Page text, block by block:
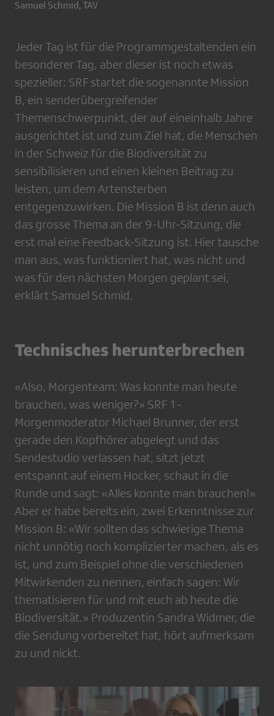
Samuel Schmid, TAV
Jeder Tag ist für die Programmgestaltenden ein
besonderer Tag, aber dieser ist noch etwas
spezieller: SRF startet die sogenannte Mission
B, ein senderübergreifender
Themenschwerpunkt, der auf eineinhalb Jahre
ausgerichtet ist und zum Ziel hat, die Menschen
in der Schweiz für die Biodiversität zu
sensibilisieren und einen kleinen Beitrag zu
leisten, um dem Arten­sterben
entgegenzuwirken. Die Mission B ist denn auch
das grosse Thema an der 9-Uhr-Sitzung, die
erst mal eine Feedback-Sitzung ist. Hier tausche
man aus, was funktioniert hat, was nicht und
was für den nächsten Morgen geplant sei,
erklärt Samuel Schmid.
Technisches herunterbrechen
«Also, Morgenteam: Was konnte man heute
brauchen, was weniger?» SRF 1-
Morgenmoderator Michael Brunner, der erst
gerade den Kopfhörer abgelegt und das
Sendestudio verlassen hat, sitzt jetzt
entspannt auf einem Hocker, schaut in die
Runde und sagt: «Alles konnte man brauchen!»
Aber er habe bereits ein, zwei Erkenntnisse zur
Mission B: «Wir sollten das schwierige Thema
nicht unnötig noch komplizierter machen, als es
ist, und zum Beispiel ohne die verschiedenen
Mitwirkenden zu nennen, einfach sagen: Wir
thematisieren für und mit euch ab heute die
Biodiversität.» Produzentin Sandra Widmer, die
die Sendung vorbereitet hat, hört aufmerksam
zu und nickt.